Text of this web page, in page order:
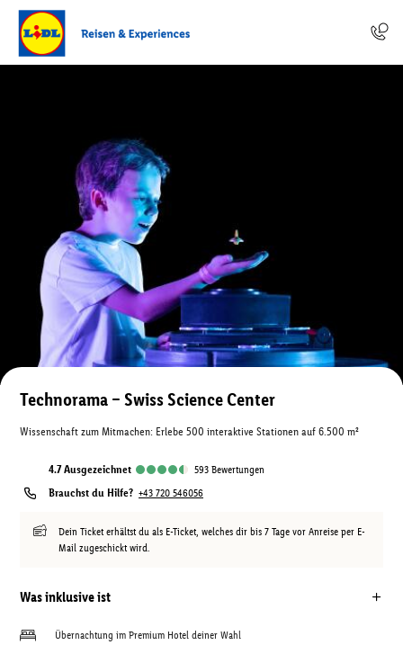
Technorama – Swiss Science Center
Wissenschaft zum Mitmachen: Erlebe 500 interaktive Stationen auf 6.500 m²
4.7 ausgezeichnet 593 Bewertungen
Brauchst du Hilfe? +43 720 546056
Dein Ticket erhältst du als E-Ticket, welches dir bis 7 Tage vor Anreise per E-
Mail zugeschickt wird.
Was inklusive ist
Übernachtung im Premium Hotel deiner Wahl